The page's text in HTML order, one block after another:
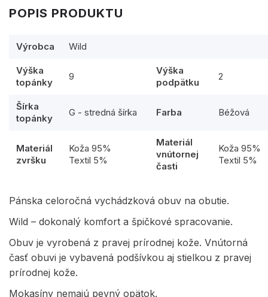
POPIS PRODUKTU
Výrobca Wild
Výška
topánky
9
Výška
podpätku
2
Šírka
topánky
G - stredná šírka Farba Béžová
Materiál
zvršku
Koža 95%
Textil 5%
Materiál
vnútornej
časti
Koža 95%
Textil 5%
Pánska celoročná vychádzková obuv na obutie.
Wild – dokonalý komfort a špičkové spracovanie.
Obuv je vyrobená z pravej prírodnej kože. Vnútorná
časť obuvi je vybavená podšívkou aj stielkou z pravej
prírodnej kože.
Mokasíny nemajú pevný opätok.